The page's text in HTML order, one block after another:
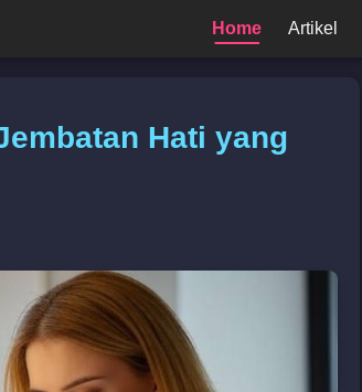
Home Artikel
Hati yang